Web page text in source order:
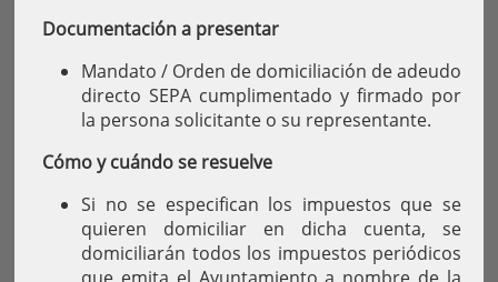
Documentación a presentar
Mandato / Orden de domiciliación de adeudo
directo SEPA cumplimentado y firmado por
la persona solicitante o su representante.
Cómo y cuándo se resuelve
Si no se especifican los impuestos que se
quieren domiciliar en dicha cuenta, se
domiciliarán todos los impuestos periódicos